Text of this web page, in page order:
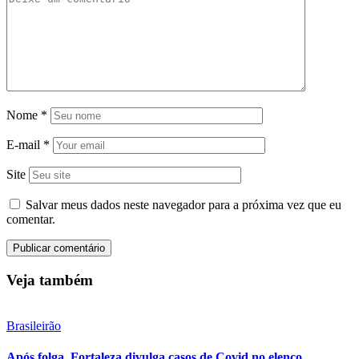
Nome *
E-mail *
Site
Salvar meus dados neste navegador para a próxima vez que eu
comentar.
Veja também
Brasileirão